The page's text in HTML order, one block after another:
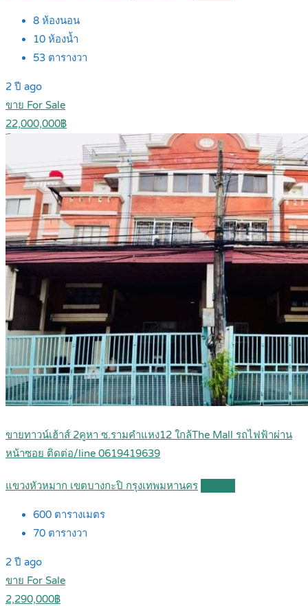
8 ห้องนอน
10 ห้องน้ำ
53 ตารางวา
2 ปี ago
ขาย For Sale
22,000,000฿
ขายทาวน์เฮ้าส์ 2คูหา ซ.รามคำแหง12 ใกล้The Mall รถไฟฟ้าผ่าน
หน้าซอย ติดต่อ/line 0619419639
แขวงหัวหมาก เขตบางกะปิ กรุงเทพมหานคร
600 ตารางเมตร
70 ตารางวา
2 ปี ago
ขาย For Sale
2,290,000฿